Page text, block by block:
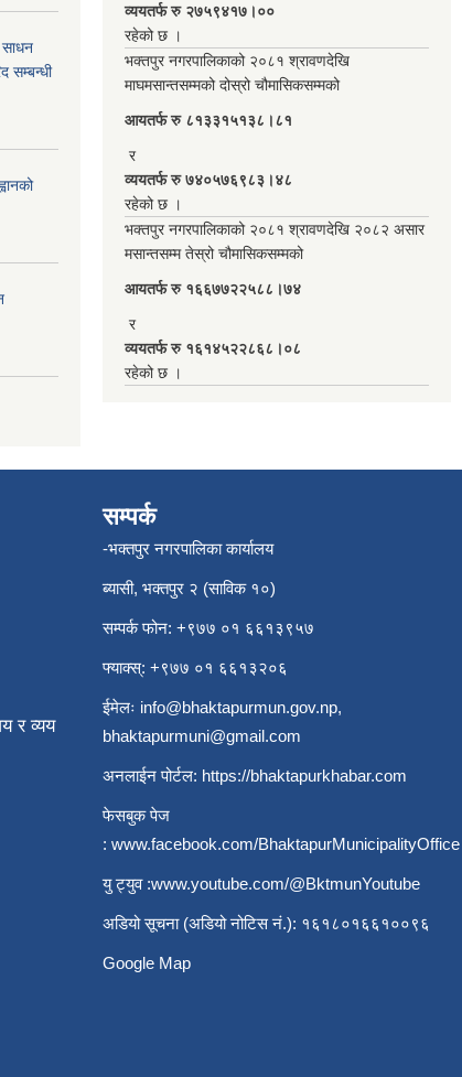
साधन
सम्बन्धी
व्ययतर्फ रु २७५९४१७।००
रहेको छ ।
भक्तपुर नगरपालिकाको २०८१ श्रावणदेखि
माघमसान्तसम्मको दोस्रो चौमासिकसम्मको
आयतर्फ रु‌ ८१३३१५१३८।८१
र
व्ययतर्फ रु ७४०५७६९८३।४८
रहेको छ ।
भक्तपुर नगरपालिकाको २०८१ श्रावणदेखि २०८२ असार
मसान्तसम्म तेस्रो चौमासिकसम्मको
आयतर्फ रु‌ १६६७७२२५८८।७४
र
व्ययतर्फ रु १६१४५२२८६८।०८
रहेको छ ।
र व्यय
सम्पर्क
-भक्तपुर नगरपालिका कार्यालय
ब्यासी, भक्तपुर २ (साविक १०)
सम्पर्क फोन: +९७७ ०१ ६६१३९५७
फ्याक्स्: +९७७ ०१ ६६१३२०६
ईमेलः info@bhaktapurmun.gov.np,
bhaktapurmuni@gmail.com
अनलाईन पोर्टल: https://bhaktapurkhabar.com
फेसबुक पेज
: www.facebook.com/BhaktapurMunicipalityOffice
यु ट्युव :www.youtube.com/@BktmunYoutube
अडियो सूचना (अडियो नोटिस नं.): १६१८०१६६१००९६
Google Map